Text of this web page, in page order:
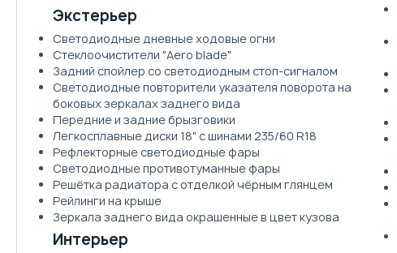
Экстерьер
Светодиодные дневные ходовые огни
Cтеклоочистители "Aero blade"
Задний спойлер со светодиодным стоп-сигналом
Cветодиодные повторители указателя поворота на
боковых зеркалах заднего вида
Передние и задние брызговики
Легкосплавные диски 18" с шинами 235/60 R18
Рефлекторные светодиодные фары
Светодиодные противотуманные фары
Решётка радиатора с отделкой чёрным глянцем
Рейлинги на крыше
Зеркала заднего вида окрашенные в цвет кузова
Интерьер